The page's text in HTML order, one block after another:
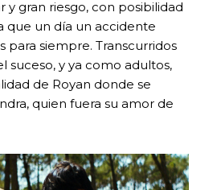
y gran riesgo, con posibilidad
que un día un accidente
para siempre. Transcurridos
suceso, y ya como adultos,
de Royan donde se
quien fuera su amor de